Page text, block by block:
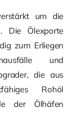
um die
Die Ölexporte
zum Erliegen
und
die aus
Rohöl
der Ölhäfen